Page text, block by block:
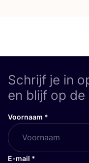
Schrijf je in
en blijf op
Voornaam *
E-mail *